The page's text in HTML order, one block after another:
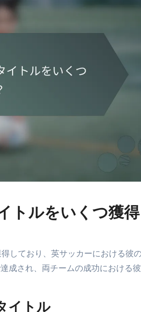
トルをいくつ獲
しており、英サッカーにおける彼
成され、両チームの成功における
イトル